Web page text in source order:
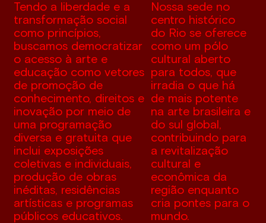
Tendo a liberdade e a
transformação social
como princípios,
buscamos democratizar
o acesso à arte e
educação como vetores
de promoção de
conhecimento, direitos e
inovação por meio de
uma programação
diversa e gratuita que
inclui exposições
coletivas e individuais,
produção de obras
inéditas, residências
artísticas e programas
públicos educativos.
Nossa sede no
centro histórico
do Rio se oferece
como um pólo
cultural aberto
para todos, que
irradia o que há
de mais potente
na arte brasileira e
do sul global,
contribuindo para
a revitalização
cultural e
econômica da
região enquanto
cria pontes para o
mundo.